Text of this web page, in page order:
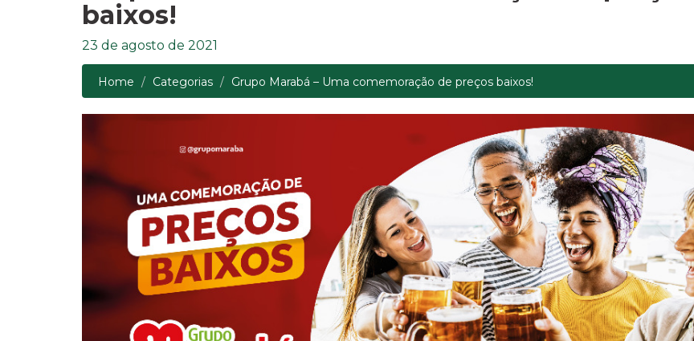
Grupo Marabá – Uma comemoração de preços
baixos!
23 de agosto de 2021
Categorias Grupo Marabá – Uma comemoração de preços baixos!